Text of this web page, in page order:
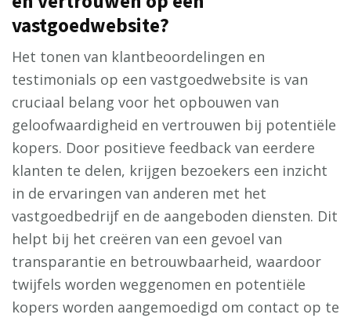
vastgoedwebsite?
Het tonen van klantbeoordelingen en
testimonials op een vastgoedwebsite is van
cruciaal belang voor het opbouwen van
geloofwaardigheid en vertrouwen bij potentiële
kopers. Door positieve feedback van eerdere
klanten te delen, krijgen bezoekers een inzicht
in de ervaringen van anderen met het
vastgoedbedrijf en de aangeboden diensten. Dit
helpt bij het creëren van een gevoel van
transparantie en betrouwbaarheid, waardoor
twijfels worden weggenomen en potentiële
kopers worden aangemoedigd om contact op te